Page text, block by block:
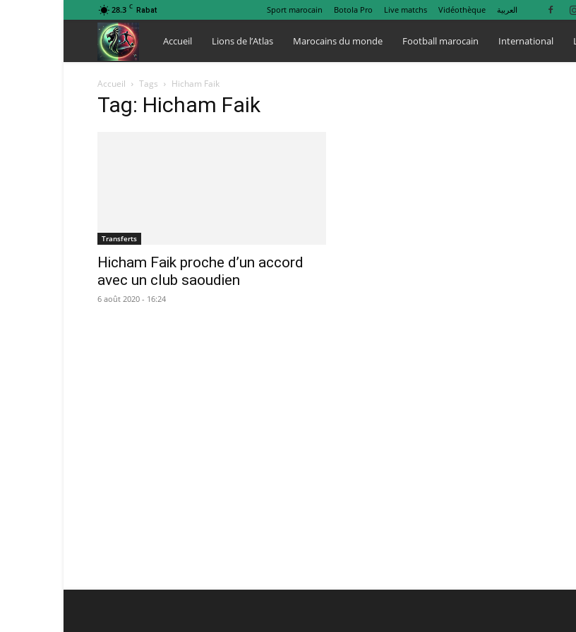
28.3 C Rabat Sport marocain Botola Pro Live matchs Vidéothèque العربية
Lions
de
Accueil Lions de l’Atlas Marocains du monde Football marocain International
Accueil Tags Hicham Faik
Tag: Hicham Faik
Transferts
Hicham Faik proche d’un accord
avec un club saoudien
6 août 2020 - 16:24